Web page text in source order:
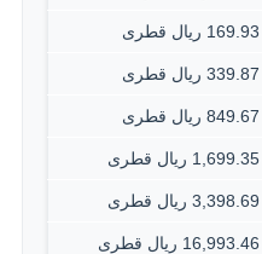
169.93 ريال قطرى
339.87 ريال قطرى
849.67 ريال قطرى
1,699.35 ريال قطرى
3,398.69 ريال قطرى
16,993.46 ريال قطرى